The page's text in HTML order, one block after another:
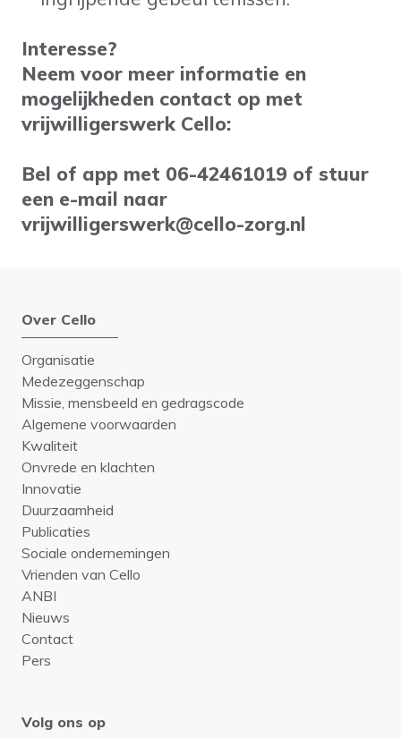
Interesse?
Neem voor meer informatie en
mogelijkheden contact op met
vrijwilligerswerk Cello:
Bel of app met 06-42461019 of stuur
een e-mail naar
vrijwilligerswerk@cello-zorg.nl
Over Cello
Organisatie
Medezeggenschap
Missie, mensbeeld en gedragscode
Algemene voorwaarden
Kwaliteit
Onvrede en klachten
Innovatie
Duurzaamheid
Publicaties
Sociale ondernemingen
Vrienden van Cello
ANBI
Nieuws
Contact
Pers
Volg ons op